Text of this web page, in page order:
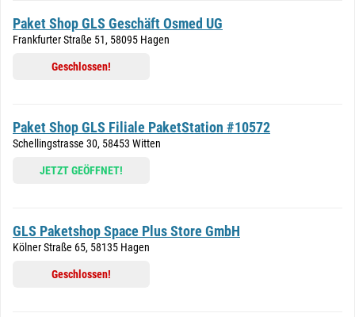
Paket Shop GLS Geschäft Osmed UG
Frankfurter Straße 51, 58095 Hagen
Geschlossen!
Paket Shop GLS Filiale PaketStation #10572
Schellingstrasse 30, 58453 Witten
JETZT GEÖFFNET!
GLS Paketshop Space Plus Store GmbH
Kölner Straße 65, 58135 Hagen
Geschlossen!